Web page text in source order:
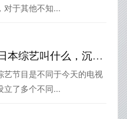
对于其他不知...
了解早期日本综艺叫什么，沉浸日式娱乐风情
艺节目是不同于今天的电视
立了多个不同...